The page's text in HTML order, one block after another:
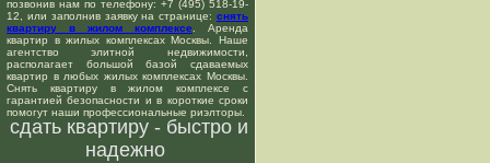
позвонив нам по телефону: +7 (495) 518-19-
12, или заполнив заявку на странице: снять
квартиру в жилом комплексе . Аренда
квартир в жилых комплексах Москвы. Наше
агентство элитной недвижимости,
располагает большой базой сдаваемых
квартир в любых жилых комплексах Москвы.
Снять квартиру в жилом комплексе с
гарантией безопасности и в короткие сроки
помогут наши профессиональные риэлторы.
сдать квартиру - быстро и
надежно